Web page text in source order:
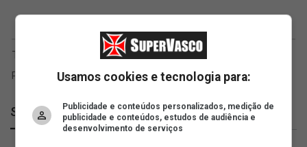
SuperVasco
Usamos cookies e tecnologia para:
Publicidade e conteúdos personalizados, medição de
publicidade e conteúdos, estudos de audiência e
desenvolvimento de serviços